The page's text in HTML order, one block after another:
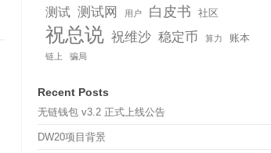
测试 测试网 用户 白皮书 社区
祝总说 祝维沙 稳定币 算力 账本
链上 骗局
Recent Posts
无链钱包 v3.2 正式上线公告
DW20项目背景